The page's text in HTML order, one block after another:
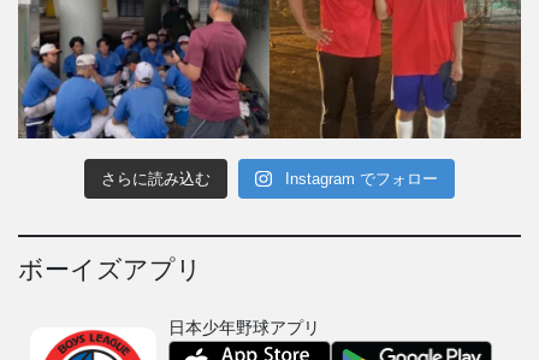
さらに読み込む Instagram でフォロー
ボーイズアプリ
日本少年野球アプリ